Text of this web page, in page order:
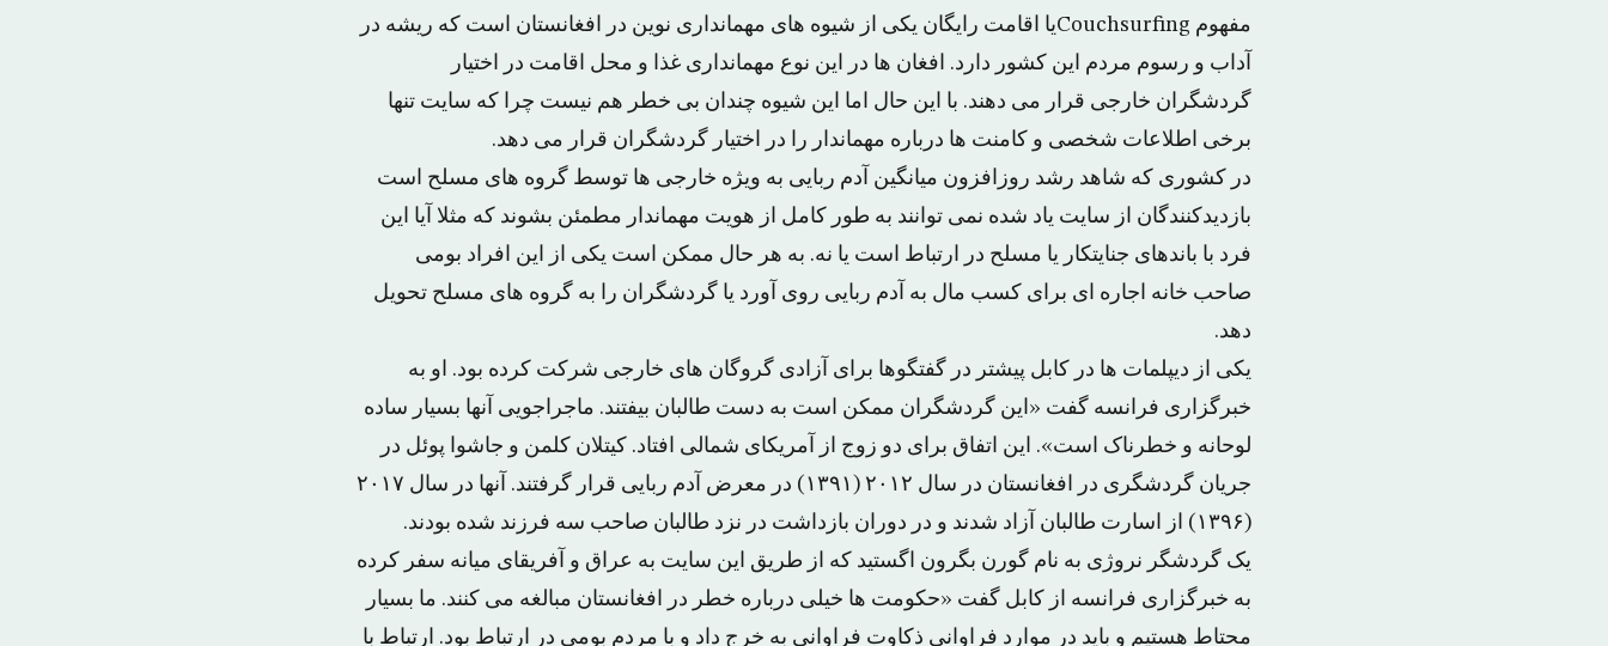
مفهوم Couchsurfingیا اقامت رایگان یکی از شیوه های مهمانداری نوین در افغانستان است که ریشه در
آداب و رسوم مردم این کشور دارد. افغان ها در این نوع مهمانداری غذا و محل اقامت در اختیار
گردشگران خارجی قرار می دهند. با این حال اما این شیوه چندان بی خطر هم نیست چرا که سایت تنها
برخی اطلاعات شخصی و کامنت ها درباره مهماندار را در اختیار گردشگران قرار می دهد.
در کشوری که شاهد رشد روزافزون میانگین آدم ربایی به ویژه خارجی ها توسط گروه های مسلح است
بازدیدکنندگان از سایت یاد شده نمی توانند به طور کامل از هویت مهماندار مطمئن بشوند که مثلا آیا این
فرد با باندهای جنایتکار یا مسلح در ارتباط است یا نه. به هر حال ممکن است یکی از این افراد بومی
صاحب خانه اجاره ای برای کسب مال به آدم ربایی روی آورد یا گردشگران را به گروه های مسلح تحویل
دهد.
یکی از دیپلمات ها در کابل پیشتر در گفتگوها برای آزادی گروگان های خارجی شرکت کرده بود. او به
خبرگزاری فرانسه گفت «این گردشگران ممکن است به دست طالبان بیفتند. ماجراجویی آنها بسیار ساده
لوحانه و خطرناک است». این اتفاق برای دو زوج از آمریکای شمالی افتاد. کیتلان کلمن و جاشوا پوئل در
جریان گردشگری در افغانستان در سال ۲۰۱۲ (۱۳۹۱) در معرض آدم ربایی قرار گرفتند. آنها در سال ۲۰۱۷
(۱۳۹۶) از اسارت طالبان آزاد شدند و در دوران بازداشت در نزد طالبان صاحب سه فرزند شده بودند.
یک گردشگر نروژی به نام گورن بگرون اگستید که از طریق این سایت به عراق و آفریقای میانه سفر کرده
به خبرگزاری فرانسه از کابل گفت «حکومت ها خیلی درباره خطر در افغانستان مبالغه می کنند. ما بسیار
محتاط هستیم و باید در موارد فراوانی ذکاوت فراوانی به خرج داد و با مردم بومی در ارتباط بود. ارتباط با